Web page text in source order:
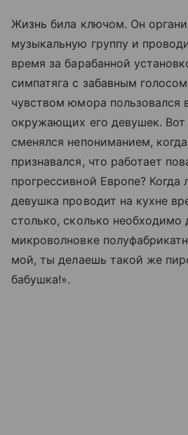
Жизнь била ключом. Он
музыкальную группу и
время за барабанной
симпатяга с забавным
чувством юмора пользовался
окружающих его девушек. Вот
сменялся непониманием,
признавался, что работает
прогрессивной Европе? Когда
девушка проводит на кухне
столько, сколько необходимо
микроволновке
мой, ты делаешь такой же
бабушка!».